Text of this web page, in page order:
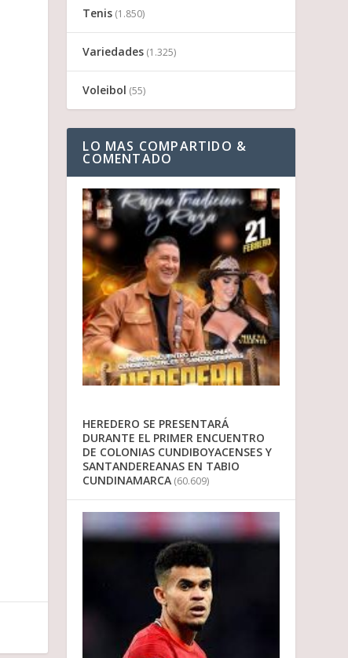
Tenis (1.850)
Variedades (1.325)
Voleibol (55)
LO MAS COMPARTIDO &
COMENTADO
HEREDERO SE PRESENTARÁ
DURANTE EL PRIMER ENCUENTRO
DE COLONIAS CUNDIBOYACENSES Y
SANTANDEREANAS EN TABIO
CUNDINAMARCA (60.609)